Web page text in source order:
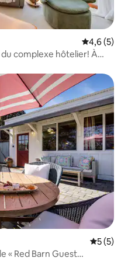
Note
4,6 (5)
complexe hôtelier! À
Note
5 (5)
« Red Barn Guest